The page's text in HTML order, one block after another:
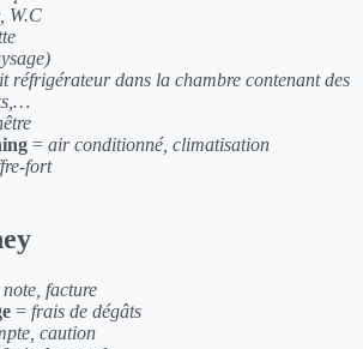
W.C
réfrigérateur dans la chambre contenant des
= air conditionné, climatisation
fort
facture
= frais de dégâts
caution